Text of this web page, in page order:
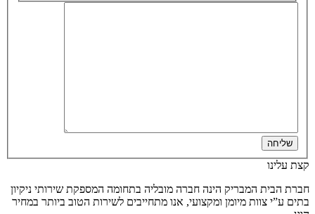
שליחה
קצת עלינו
חברת הבית המבריק הינה חברה מובליה בתחומה המספקת שירותי ניקיון
בתים ע”י צוות מיומן ומקצועי, אנו מתחייבים לשירות הטוב ביותר במחיר